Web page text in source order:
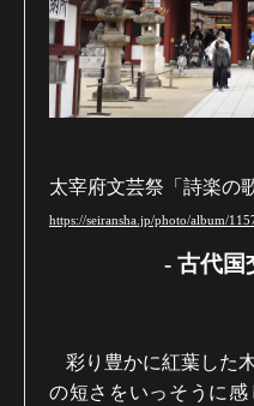
太宰府文芸祭「詩楽の
https://seiransha.jp/photo/album/
- 古代国
彩り豊かに紅葉した
の短さをいっそうに